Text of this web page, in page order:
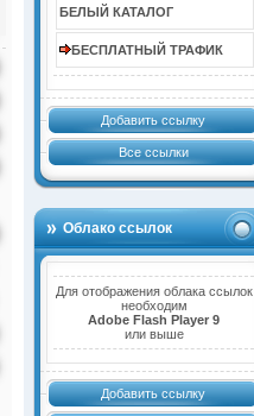
БЕЛЫЙ КАТАЛОГ
БЕСПЛАТНЫЙ ТРАФИК
Добавить ссылку
Все ссылки
Облако ссылок
Для отображения облака ссылок
необходим
Adobe Flash Player 9
или выше
Добавить ссылку